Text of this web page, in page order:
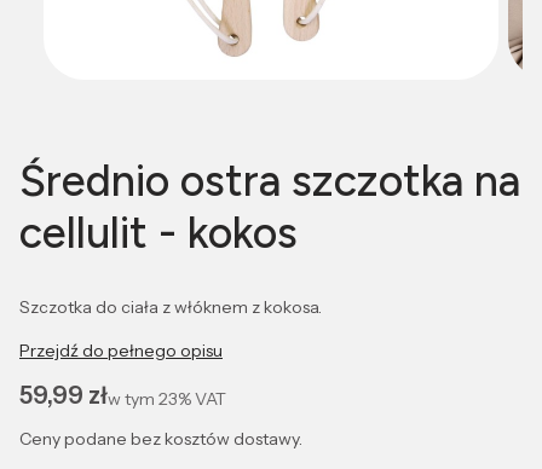
Średnio ostra szczotka na
cellulit - kokos
Szczotka do ciała z włóknem z kokosa.
Przejdź do pełnego opisu
Cena
59,99 złw tym 23%VAT
Ceny podane bez kosztów dostawy.